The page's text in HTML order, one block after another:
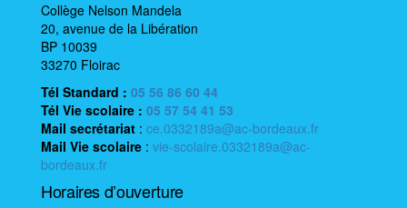
Collège Nelson Mandela
20, avenue de la Libération
BP 10039
33270 Floirac
Tél Standard : 05 56 86 60 44
Tél Vie scolaire : 05 57 54 41 53
Mail secrétariat : ce.0332189a@ac-bordeaux.fr
Mail Vie scolaire : vie-scolaire.0332189a@ac-
bordeaux.fr
Horaires d’ouverture